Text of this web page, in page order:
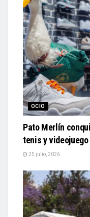
OCIO
Pato Merlín
tenis y
25 julio, 2026